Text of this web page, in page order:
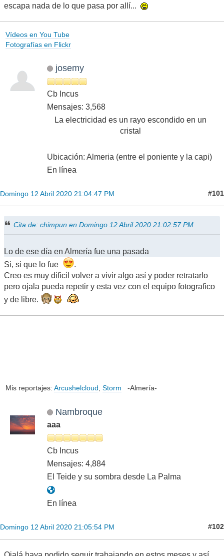
escapa nada de lo que pasa por allí...
Vídeos en You Tube
Fotografías en Flickr
josemy
Cb Incus
Mensajes: 3,568
La electricidad es un rayo escondido en un
cristal
Ubicación: Almeria (entre el poniente y la capi)
En línea
Domingo 12 Abril 2020 21:04:47 PM #101
Cita de: chimpun en Domingo 12 Abril 2020 21:02:57 PM
Lo de ese día en Almería fue una pasada
Si, si que lo fue
.
Creo es muy dificil volver a vivir algo así y poder retratarlo
pero ojala pueda repetir y esta vez con el equipo fotografico
y de libre.
Mis reportajes: Arcushelcloud, Storm -Almería-
Nambroque
aaa
Cb Incus
Mensajes: 4,884
El Teide y su sombra desde La Palma
En línea
Domingo 12 Abril 2020 21:05:54 PM #102